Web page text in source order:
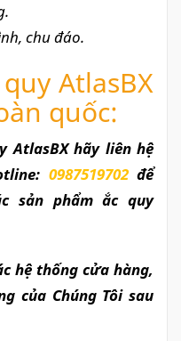
chu đáo.
AtlasBX
quốc:
AtlasBX hãy liên hệ
0987519702để
sản phẩm ắc quy
hệ thống cửa hàng,
của Chúng Tôi sau